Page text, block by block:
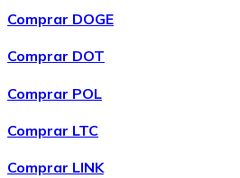
ComprarWrapped Bitcoin
Comprar DOGE
Comprar DOT
Comprar POL
Comprar LTC
Comprar LINK